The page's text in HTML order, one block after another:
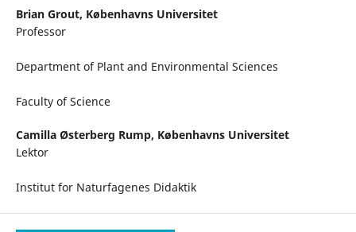
Brian Grout, Københavns Universitet
Professor
Department of Plant and Environmental Sciences
Faculty of Science
Camilla Østerberg Rump, Københavns Universitet
Lektor
Institut for Naturfagenes Didaktik